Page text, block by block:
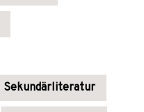
Sekundärliteratur